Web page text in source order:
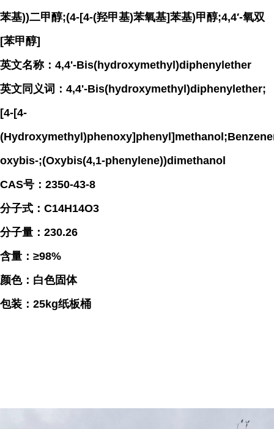
苯基))二甲醇;(4-[4-(羟甲基)苯氧基]苯基)甲醇;4,4′-氧双
[苯甲醇]
英文名称：4,4'-Bis(hydroxymethyl)diphenylether
英文同义词：4,4'-Bis(hydroxymethyl)diphenylether;
[4-[4-
oxybis-;(Oxybis(4,1-phenylene))dimethanol
CAS号：2350-43-8
分子式：C14H14O3
分子量：230.26
含量：≥98%
颜色：白色固体
包装：25kg纸板桶